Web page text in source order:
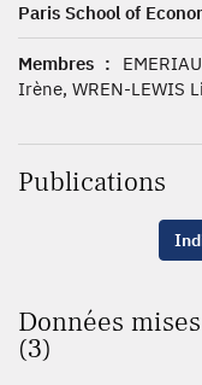
Paris School of
Membres :
Irène, WREN-LEWIS
Publications
Données
(3)